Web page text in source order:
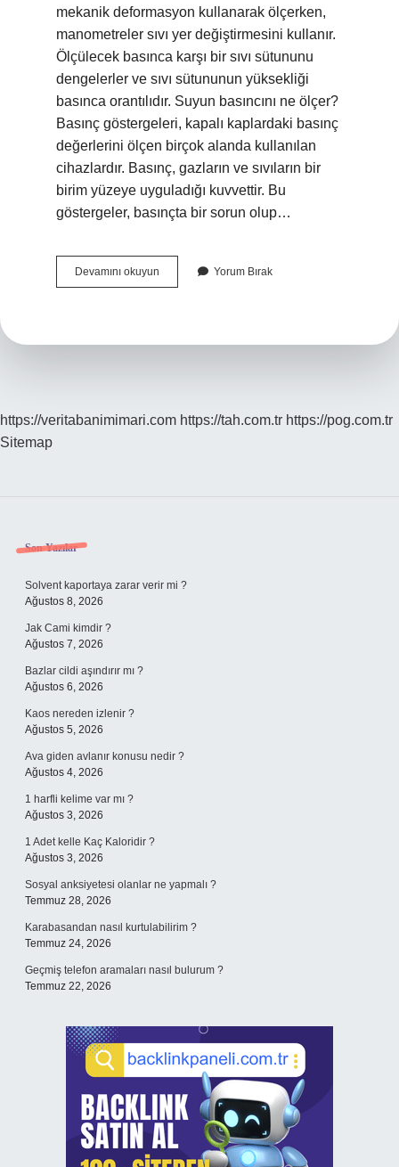
mekanik deformasyon kullanarak ölçerken,
manometreler sıvı yer değiştirmesini kullanır.
Ölçülecek basınca karşı bir sıvı sütununu
dengelerler ve sıvı sütununun yüksekliği
basınca orantılıdır. Suyun basıncını ne ölçer?
Basınç göstergeleri, kapalı kaplardaki basınç
değerlerini ölçen birçok alanda kullanılan
cihazlardır. Basınç, gazların ve sıvıların bir
birim yüzeye uyguladığı kuvvettir. Bu
göstergeler, basınçta bir sorun olup…
Devamını okuyun
Basınç
Yorum Bırak
https://veritabanimimari.com https://tah.com.tr https://pog.com.tr
Sitemap
Sidebar
Son Yazılar
Solvent kaportaya zarar verir mi ?
Ağustos 8, 2026
Jak Cami kimdir ?
Ağustos 7, 2026
Bazlar cildi aşındırır mı ?
Ağustos 6, 2026
Kaos nereden izlenir ?
Ağustos 5, 2026
Ava giden avlanır konusu nedir ?
Ağustos 4, 2026
1 harfli kelime var mı ?
Ağustos 3, 2026
1 Adet kelle Kaç Kaloridir ?
Ağustos 3, 2026
Sosyal anksiyetesi olanlar ne yapmalı ?
Temmuz 28, 2026
Karabasandan nasıl kurtulabilirim ?
Temmuz 24, 2026
Geçmiş telefon aramaları nasıl bulurum ?
Temmuz 22, 2026